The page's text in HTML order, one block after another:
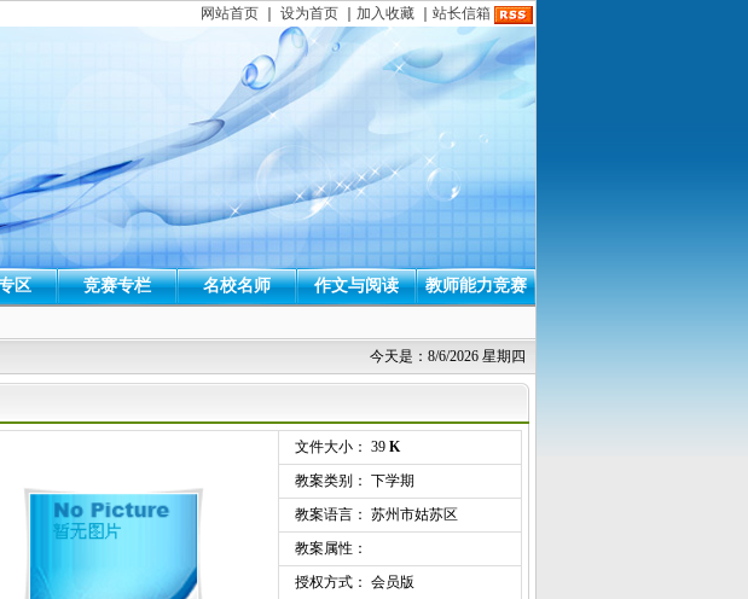
网站首页 设为首页 加入收藏 站长信箱
区 竞赛专栏 名校名师 作文与阅读 教师能力竞赛
今天是：8/6/2026 星期四
文件大小： 39 K
教案类别： 下学期
教案语言： 苏州市姑苏区
教案属性：
授权方式： 会员版